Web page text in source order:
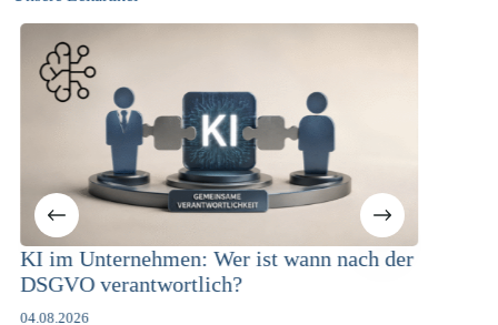
der
KI-Compliance in der
Versicherungswirtschaft mit DORA,